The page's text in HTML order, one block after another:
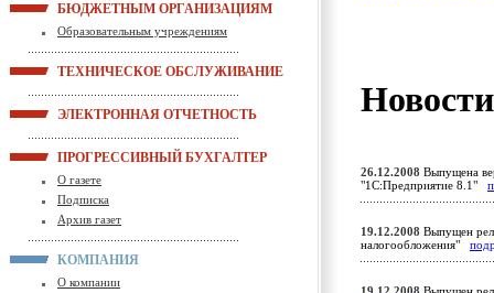
БЮДЖЕТНЫМ ОРГАНИЗАЦИЯМ
Образовательным учреждениям
ТЕХНИЧЕСКОЕ ОБСЛУЖИВАНИЕ
ЭЛЕКТРОННАЯ ОТЧЕТНОСТЬ
ПРОГРЕССИВНЫЙ БУХГАЛТЕР
О газете
Подписка
Архив газет
КОМПАНИЯ
О компании
26.12.2008 Выпущена
"1С:Предприятие 8.1"
19.12.2008 Выпущен
налогообложения"